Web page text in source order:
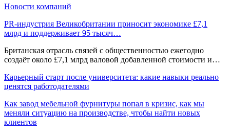
Новости компаний
PR-индустрия Великобритании приносит экономике £7,1
млрд и поддерживает 95 тысяч…
Британская отрасль связей с общественностью ежегодно
создаёт около £7,1 млрд валовой добавленной стоимости и…
Карьерный старт после университета: какие навыки реально
ценятся работодателями
Как завод мебельной фурнитуры попал в кризис, как мы
меняли ситуацию на производстве, чтобы найти новых
клиентов